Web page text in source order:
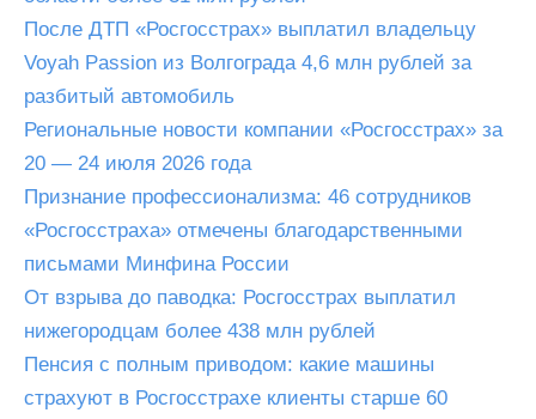
После ДТП «Росгосстрах» выплатил владельцу
Voyah Passion из Волгограда 4,6 млн рублей за
разбитый автомобиль
Региональные новости компании «Росгосстрах» за
20 — 24 июля 2026 года
Признание профессионализма: 46 сотрудников
«Росгосстраха» отмечены благодарственными
письмами Минфина России
От взрыва до паводка: Росгосстрах выплатил
нижегородцам более 438 млн рублей
Пенсия с полным приводом: какие машины
страхуют в Росгосстрахе клиенты старше 60